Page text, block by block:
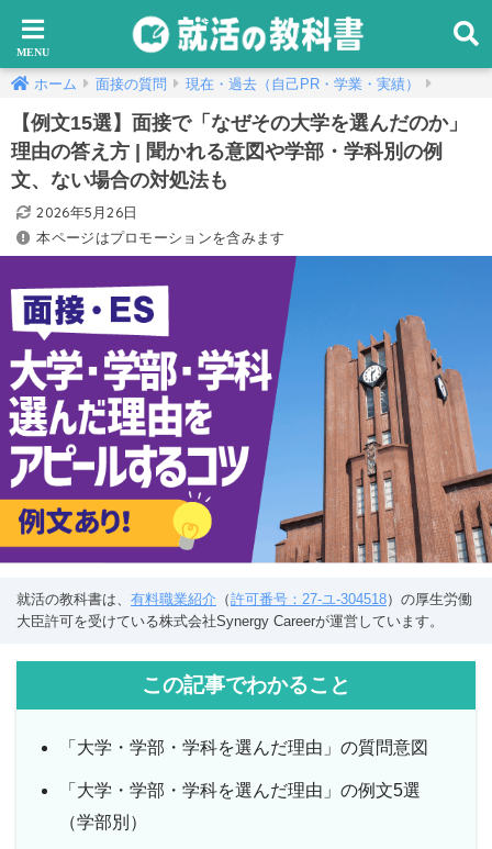
ホーム 面接の質問 現在・過去（自己PR・学業・実績）
【例文15選】面接で「なぜその大学を選んだのか」
理由の答え方 | 聞かれる意図や学部・学科別の例
文、ない場合の対処法も
2026年5月26日
本ページはプロモーションを含みます
就活の教科書は、 有料職業紹介 （許可番号：27-ユ-304518）の厚生労働
大臣許可を受けている株式会社Synergy Careerが運営しています。
この記事でわかること
「大学・学部・学科を選んだ理由」の質問意図
「大学・学部・学科を選んだ理由」の例文5選
（学部別）